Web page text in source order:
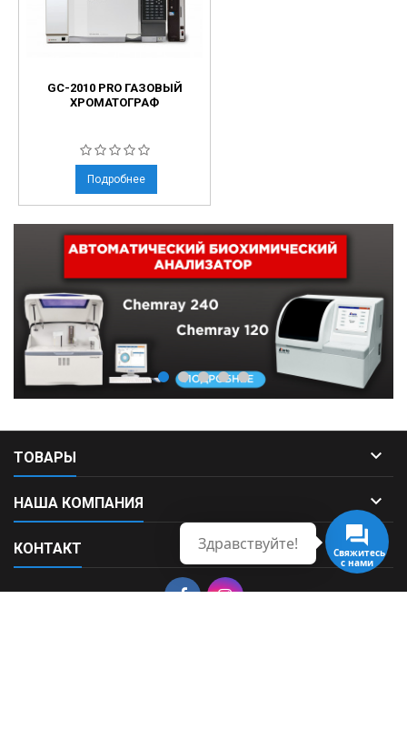
GC-2010 PRO ГАЗОВЫЙ
ХРОМАТОГРАФ
Подробнее
ТОВАРЫ 
НАША КОМПАНИЯ 
КОНТАКТ 
Свяжитесь
с нами
Здравствуйте!